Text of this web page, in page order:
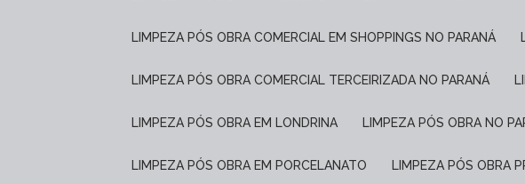
LIMPEZA PÓS OBRA COMERCIAL EM SHOPPINGS NO PARANÁ
LIMPEZA PÓS OBRA COMERCIAL TERCEIRIZADA NO PARANÁ
LIMPEZA PÓS OBRA EM LONDRINA LIMPEZA PÓS OBRA NO
LIMPEZA PÓS OBRA EM PORCELANATO LIMPEZA PÓS OBRA